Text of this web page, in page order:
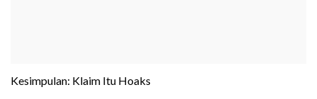
Kesimpulan: Klaim Itu Hoaks